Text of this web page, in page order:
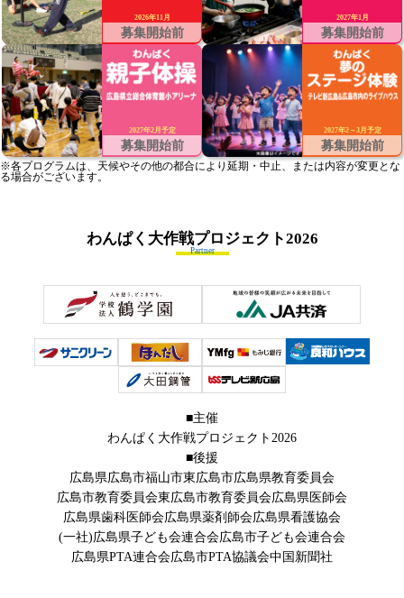
2026年11月
募集開始前
2027年1月
募集開始前
2027年2月予定
募集開始前
2027年2～3月予定
募集開始前
※各プログラムは、天候やその他の都合により延期・中止、または内容が変更とな
る場合がございます。
わんぱく大作戦プロジェクト2026
Partner
■主催
わんぱく大作戦プロジェクト2026
■後援
広島県広島市福山市東広島市広島県教育委員会
広島市教育委員会東広島市教育委員会広島県医師会
広島県歯科医師会広島県薬剤師会広島県看護協会
(一社)広島県子ども会連合会広島市子ども会連合会
広島県PTA連合会広島市PTA協議会中国新聞社